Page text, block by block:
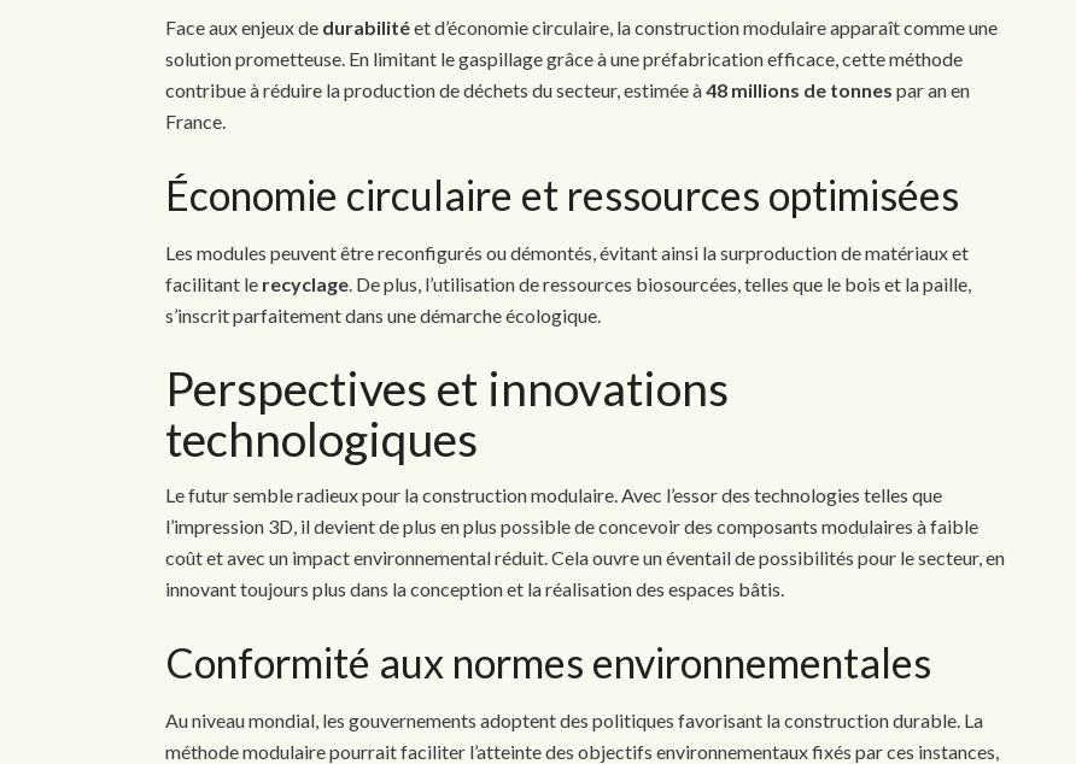
Face aux enjeux de durabilitéet d’économie circulaire, la construction modulaire apparaît comme une
solution prometteuse. En limitant le gaspillage grâce à une préfabrication efficace, cette méthode
contribue à réduire la production de déchets du secteur, estimée à48 millions de tonnes par an en
France.
Économie circulaire et ressources optimisées
Les modules peuvent être reconfigurés ou démontés, évitant ainsi la surproduction de matériaux et
facilitant le recyclage. De plus, l’utilisation de ressources biosourcées, telles que le bois et la paille,
s’inscrit parfaitement dans une démarche écologique.
Perspectives et innovations
technologiques
Le futur semble radieux pour la construction modulaire. Avec l’essor des technologies telles que
l’impression 3D, il devient de plus en plus possible de concevoir des composants modulaires à faible
coût et avec un impact environnemental réduit. Cela ouvre un éventail de possibilités pour le secteur, en
innovant toujours plus dans la conception et la réalisation des espaces bâtis.
Conformité aux normes environnementales
Au niveau mondial, les gouvernements adoptent des politiques favorisant la construction durable. La
méthode modulaire pourrait faciliter l’atteinte des objectifs environnementaux fixés par ces instances,